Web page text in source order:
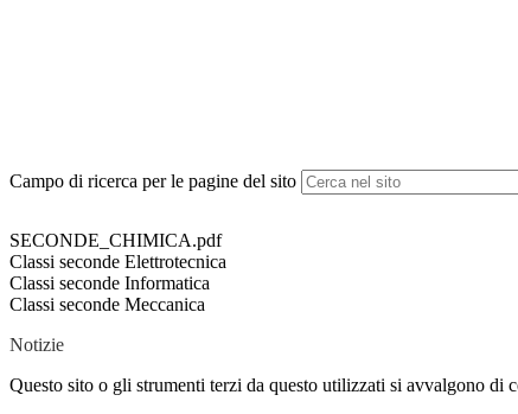
Campo di ricerca per le pagine del sito
SECONDE_CHIMICA.pdf
Classi seconde Elettrotecnica
Classi seconde Informatica
Classi seconde Meccanica
Notizie
Questo sito o gli strumenti terzi da questo utilizzati si avvalgono di